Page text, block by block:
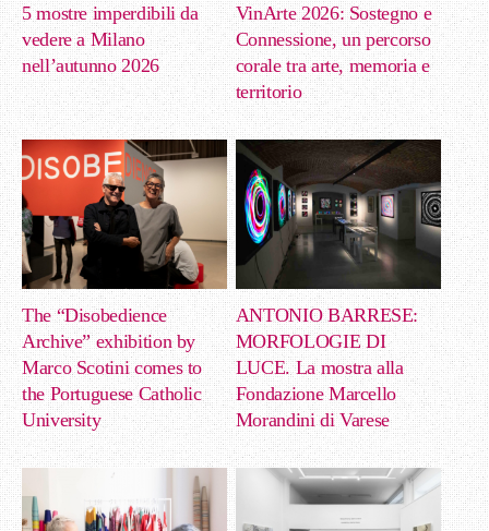
5 mostre imperdibili da
vedere a Milano
nell’autunno 2026
VinArte 2026: Sostegno e
Connessione, un percorso
corale tra arte, memoria e
territorio
The “Disobedience
Archive” exhibition by
Marco Scotini comes to
the Portuguese Catholic
University
ANTONIO BARRESE:
MORFOLOGIE DI
LUCE. La mostra alla
Fondazione Marcello
Morandini di Varese